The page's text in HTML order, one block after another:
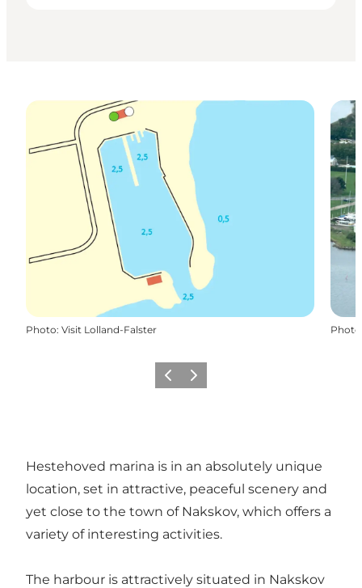
Photo: Visit Lolland-Falster Photo
PrécédentSuivant
Hestehoved marina is in an absolutely unique
location, set in attractive, peaceful scenery and
yet close to the town of Nakskov, which offers a
variety of interesting activities.
The harbour is attractively situated in Nakskov